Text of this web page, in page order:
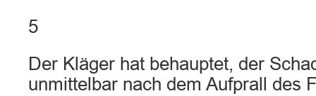
5
Der Kläger hat behauptet, der
unmittelbar nach dem Aufprall des